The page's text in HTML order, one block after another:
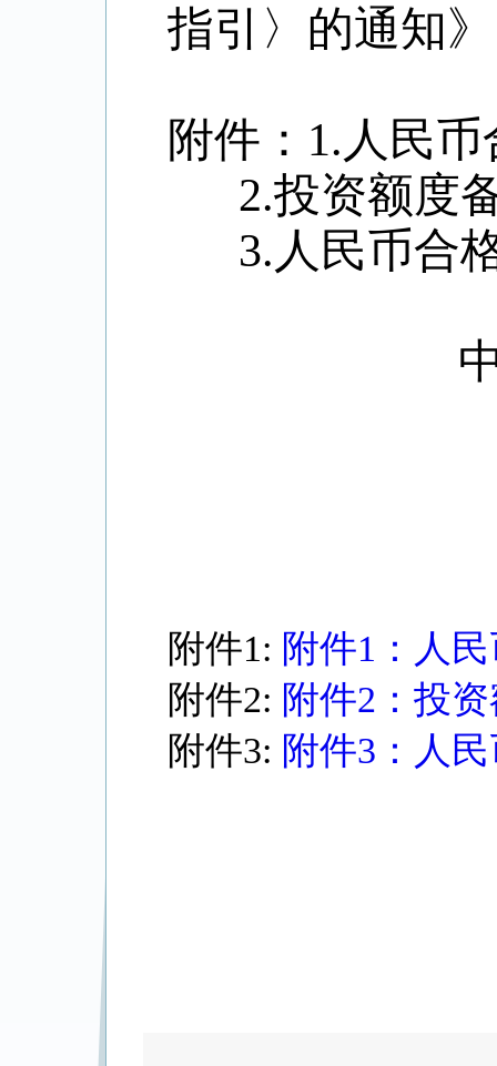
指引〉的通知
附件：1.人民
2.投资额度
3.人民币合
中国人
附件1: 附件1：人
附件2: 附件2：投
附件3: 附件3：人